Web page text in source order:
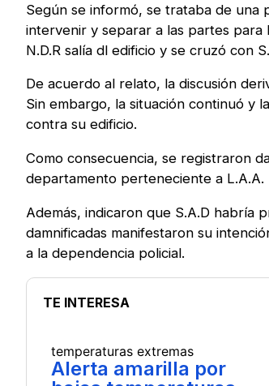
Según se informó, se trataba de una
intervenir y separar a las partes
N.D.R salía dl edificio y se cruzó con
De acuerdo al relato, la discusión
Sin embargo, la situación continuó y
contra su edificio.
Como consecuencia, se registraron
departamento perteneciente a L.A.A.
Además, indicaron que S.A.D habría
damnificadas manifestaron su
a la dependencia policial.
TE INTERESA
temperaturas extremas
Alerta amarilla por